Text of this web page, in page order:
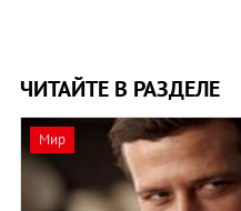
ЧИТАЙТЕ В РАЗДЕЛЕ
Мир